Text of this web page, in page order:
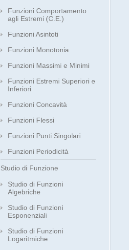
Funzioni Comportamento
agli Estremi (C.E.)
Funzioni Asintoti
Funzioni Monotonia
Funzioni Massimi e Minimi
Funzioni Estremi Superiori e
Inferiori
Funzioni Concavità
Funzioni Flessi
Funzioni Punti Singolari
Funzioni Periodicità
Studio di Funzione
Studio di Funzioni
Algebriche
Studio di Funzioni
Esponenziali
Studio di Funzioni
Logaritmiche